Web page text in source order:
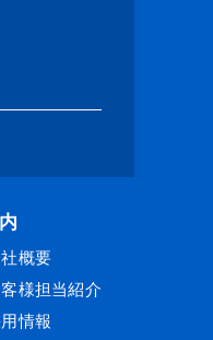
概要
様担当紹介
情報